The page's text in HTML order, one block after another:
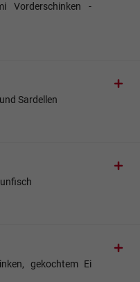
Vorderschinken -
Sardellen
gekochtem Ei